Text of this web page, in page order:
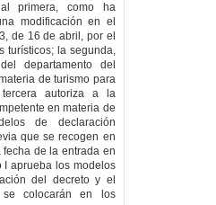
primera, como ha
modificación en el
de 16 de abril, por el
turísticos; la segunda,
departamento del
de turismo para
autoriza a la
en materia de
de declaración
que se recogen en
de la entrada en
I aprueba los modelos
del decreto y el
colocarán en los